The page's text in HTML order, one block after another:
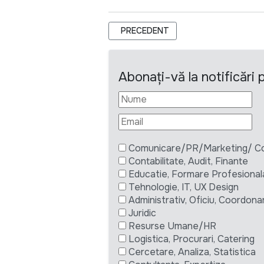
ARTICOL PRECEDENT: OPEN CALL
PRECEDENT
Abonați-vă la notificări
Comunicare/PR/Marketing/
Contabilitate, Audit, Finante
Educatie, Formare
Tehnologie, IT, UX Design
Administrativ, Oficiu,
Juridic
Resurse Umane/HR
Logistica, Procurari, Catering
Cercetare, Analiza, Statistica